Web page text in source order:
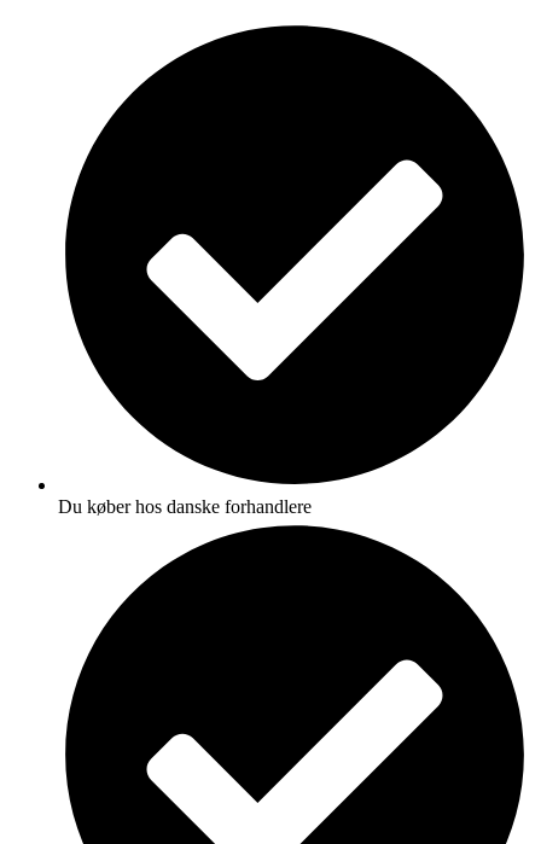
Du køber hos danske forhandlere